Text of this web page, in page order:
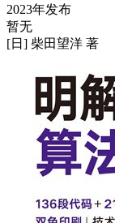
2023年发布
暂无
[日] 柴田望洋 著